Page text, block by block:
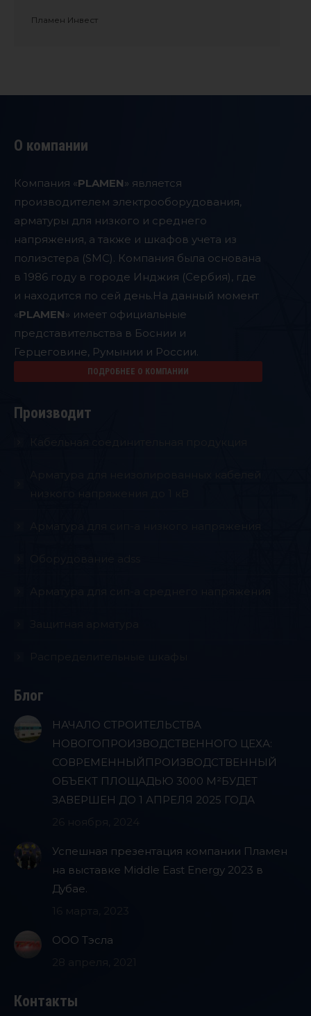
Пламен Инвест
О компании
Компания «PLAMEN» является
производителем электрооборудования,
арматуры для низкого и среднего
напряжения, а также и шкафов учета из
полиэстера (SMC). Компания была основана
в 1986 году в городе Инджия (Сербия), где
и находится по сей день.На данный момент
«PLAMEN» имеет официальные
представительства в Боснии и
Герцеговине, Румынии и России.
ПОДРОБНЕЕ О КОМПАНИИ
Производит
Блог
НАЧАЛО СТРОИТЕЛЬСТВА
НОВОГОПРОИЗВОДСТВЕННОГО ЦЕХА:
СОВРЕМЕННЫЙПРОИЗВОДСТВЕННЫЙ
ОБЪЕКТ ПЛОЩАДЬЮ 3000 М²БУДЕТ
ЗАВЕРШЕН ДО 1 АПРЕЛЯ 2025 ГОДА
Успешная презентация компании Пламен
на выставке Middle East Energy 2023 в
Дубае.
ООО Тэсла
Контакты